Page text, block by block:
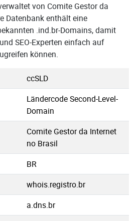
von Comite Gestor da
Datenbank enthält eine
.ind.br-Domains, damit
SEO-Experten einfach auf
können.
ccSLD
Ländercode Second-Level-
Domain
Comite Gestor da Internet
no Brasil
BR
whois.registro.br
a.dns.br